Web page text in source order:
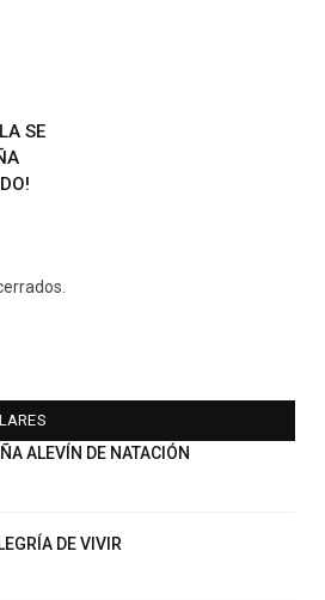
SE
ALEVÍN DE NATACIÓN
DE VIVIR